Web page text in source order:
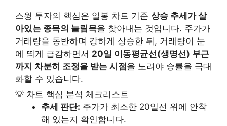
스윙 투자의 핵심은 일봉 차트 기준 상승 추세가 살
아있는 종목의 눌림목을 찾아내는 것입니다. 주가가
거래량을 동반하며 강하게 상승한 뒤, 거래량이 눈
에 띄게 급감하면서 20일 이동평균선(생명선) 부근
까지 차분히 조정을 받는 시점을 노려야 승률을 극대
화할 수 있습니다.
💡 차트 핵심 분석 체크리스트
추세 판단: 주가가 최소한 20일선 위에 안착
해 있는지 확인합니다.